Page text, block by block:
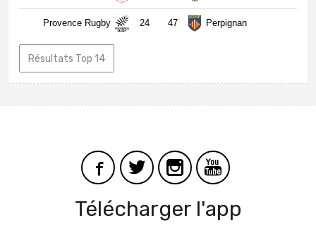
Provence Rugby 24 47 Perpignan
Résultats Top 14
Télécharger l'app